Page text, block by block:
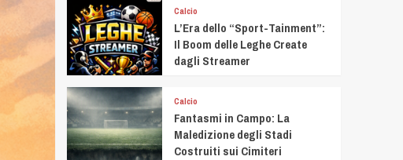
Calcio
L’Era dello “Sport-Tainment”:
Il Boom delle Leghe Create
dagli Streamer
Calcio
Fantasmi in Campo: La
Maledizione degli Stadi
Costruiti sui Cimiteri